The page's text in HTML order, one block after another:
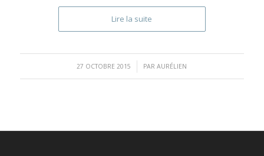
Lire la suite
27 OCTOBRE 2015
/ PARAURÉLIEN